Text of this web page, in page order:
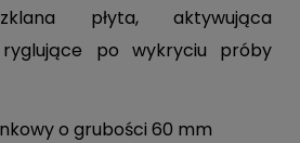
płyta, aktywująca
ryglujące po wykryciu próby
o grubości 60 mm